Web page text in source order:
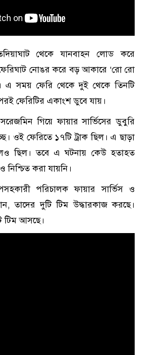
থেকে যানবাহন লোড করে
নোঙর করে বড় আকারে ‘রো রো
এ সময় ফেরি থেকে দুই থেকে তিনটি
ফেরিটির একাংশ ডুবে যায়।
গিয়ে ফায়ার সার্ভিসের ডুবুরি
ওই ফেরিতে ১৭টি ট্রাক ছিল। এ ছাড়া
ছিল। তবে এ ঘটনায় কেউ হতাহত
করা যায়নি।
পরিচালক ফায়ার সার্ভিস ও
তাদের দুটি টিম উদ্ধারকাজ করছে।
টিম আসছে।